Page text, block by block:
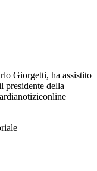
Giorgetti, ha assistito
presidente della